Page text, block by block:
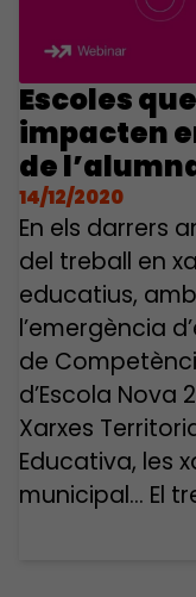
Escoles
impacten
de
14/12/2020
En els darrers
del treball en
educatius,
l’emergència
de
d’Escola Nova
Xarxes
Educativa, les
municipal… El